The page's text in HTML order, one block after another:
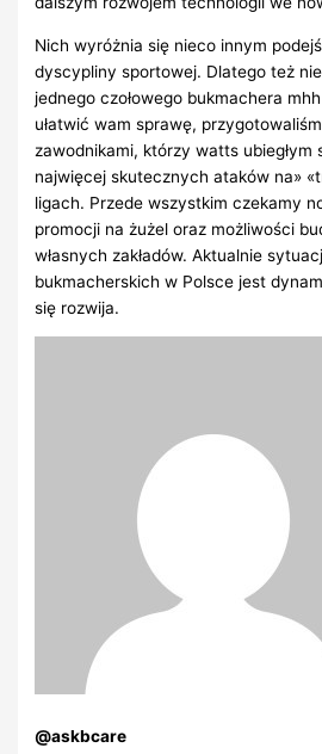
Nich wyróżnia się nieco innym
dyscypliny sportowej. Dlatego też
jednego czołowego bukmachera
ułatwić wam sprawę,
zawodnikami, którzy watts ubiegłym
najwięcej skutecznych ataków na»
ligach. Przede wszystkim czekamy
promocji na żużel oraz możliwości
własnych zakładów. Aktualnie
bukmacherskich w Polsce jest
się rozwija.
@askbcare